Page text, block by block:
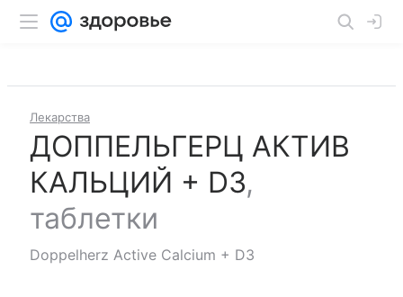
Лекарства
ДОППЕЛЬГЕРЦ АКТИВ
КАЛЬЦИЙ + D3,
таблетки
Doppelherz Active Calcium + D3